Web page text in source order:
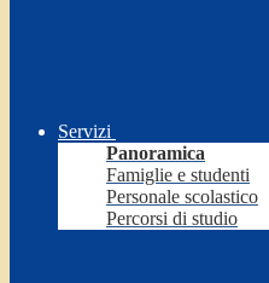
Servizi
Panoramica
Famiglie e studenti
Personale scolastico
Percorsi di studio